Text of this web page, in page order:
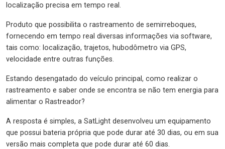
localização precisa em tempo real.
Produto que possibilita o rastreamento de semirreboques,
fornecendo em tempo real diversas informações via software,
tais como: localização, trajetos, hubodômetro via GPS,
velocidade entre outras funções.
Estando desengatado do veículo principal, como realizar o
rastreamento e saber onde se encontra se não tem energia para
alimentar o Rastreador?
A resposta é simples, a SatLight desenvolveu um equipamento
que possui bateria própria que pode durar até 30 dias, ou em sua
versão mais completa que pode durar até 60 dias.